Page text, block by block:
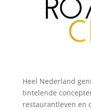
Heel Nederland
tintelende
restaurantleven en